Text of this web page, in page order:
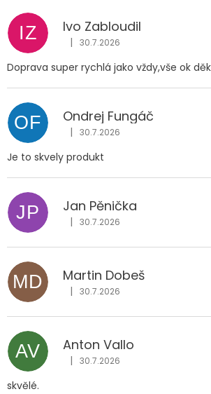
e
n IZ Ivo Zabloudil
Hodnocení obchodu je 5 z 5
| 30.7.2026
Doprava super rychlá jako vždy,vše ok
OF Ondrej Fungáč
Hodnocení obchodu je 5 z 5
| 30.7.2026
Je to skvely produkt
JP Jan Pěnička
Hodnocení obchodu je 5 z 5
| 30.7.2026
MD Martin Dobeš
Hodnocení obchodu je 5 z 5
| 30.7.2026
AV Anton Vallo
Hodnocení obchodu je 5 z 5
| 30.7.2026
skvělé.